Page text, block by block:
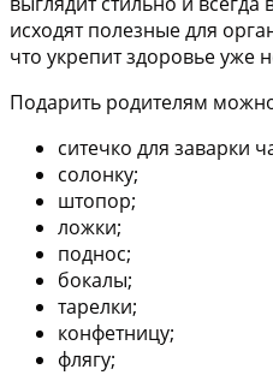
исходят полезные для
что укрепит здоровье уже
Подарить родителям
ситечко для заварки
солонку;
штопор;
ложки;
поднос;
бокалы;
тарелки;
конфетницу;
флягу;